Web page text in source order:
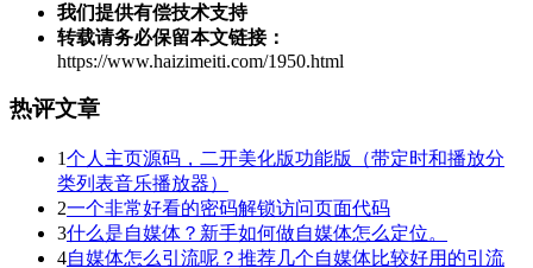
我们提供有偿技术支持
转载请务必保留本文链接：
https://www.haizimeiti.com/1950.html
热评文章
1个人主页源码，二开美化版功能版（带定时和播放分
类列表音乐播放器）
2一个非常好看的密码解锁访问页面代码
3什么是自媒体？新手如何做自媒体怎么定位。
4自媒体怎么引流呢？推荐几个自媒体比较好用的引流